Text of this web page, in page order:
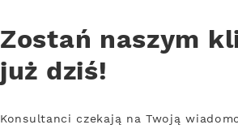
Zostań naszym
już dziś!
Konsultanci czekają na Twoją